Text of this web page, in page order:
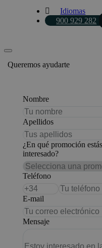
Idiomas
900 929 282
Queremos ayudarte
Nombre
Apellidos
¿En qué promoción estás
interesado?
Teléfono
E-mail
Mensaje